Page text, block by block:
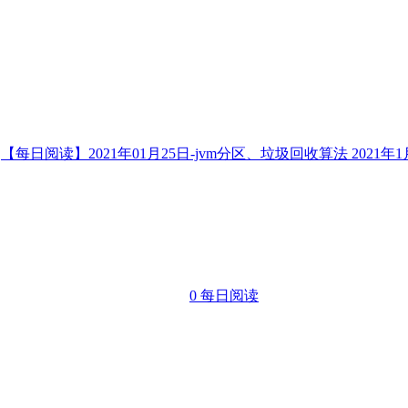
【每日阅读】2021年01月25日-jvm分区、垃圾回收算法 2021年1
0 每日阅读